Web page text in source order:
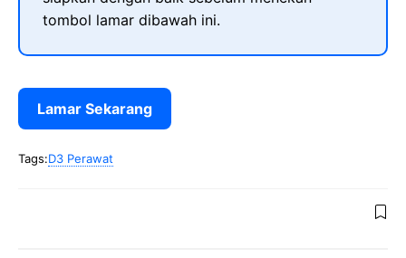
tombol lamar dibawah ini.
Lamar Sekarang
Tags:D3 Perawat